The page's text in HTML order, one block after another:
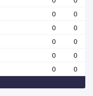
0
0
0
0
0
0
0
0
0 0